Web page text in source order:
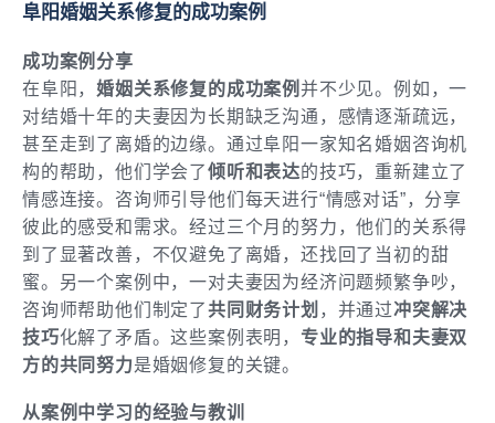
阜阳婚姻关系修复的成功案例
成功案例分享
在阜阳， 婚姻关系修复的成功案例并不少见。例如，一
对结婚十年的夫妻因为长期缺乏沟通，感情逐渐疏远，
甚至走到了离婚的边缘。通过阜阳一家知名婚姻咨询机
构的帮助，他们学会了倾听和表达的技巧，重新建立了
情感连接。咨询师引导他们每天进行“情感对话”，分享
彼此的感受和需求。经过三个月的努力，他们的关系得
到了显著改善，不仅避免了离婚，还找回了当初的甜
蜜。另一个案例中，一对夫妻因为经济问题频繁争吵，
咨询师帮助他们制定了共同财务计划 ，并通过冲突解决
技巧化解了矛盾。这些案例表明， 专业的指导和夫妻双
方的共同努力是婚姻修复的关键。
从案例中学习的经验与教训